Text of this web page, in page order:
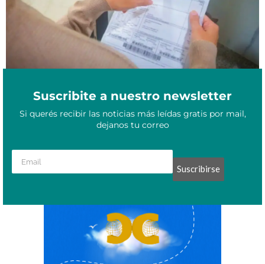
Suscribite a nuestro newsletter
Si querés recibir las noticias más leídas gratis por mail,
dejanos tu correo
Suscribirse